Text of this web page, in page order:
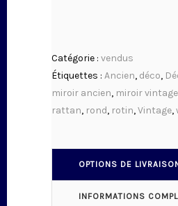
Catégorie : vendus
Étiquettes : Ancien, déco,
miroir ancien, miroir vintage
rattan, rond, rotin,Vintage,
OPTIONS DE
INFORMATIONS